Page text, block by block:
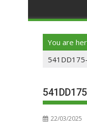
You are
22/03/2025